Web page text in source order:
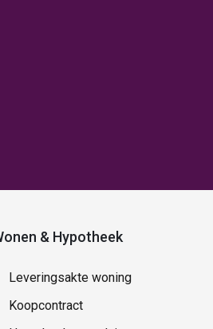
& Hypotheek
Leveringsakte woning
Koopcontract